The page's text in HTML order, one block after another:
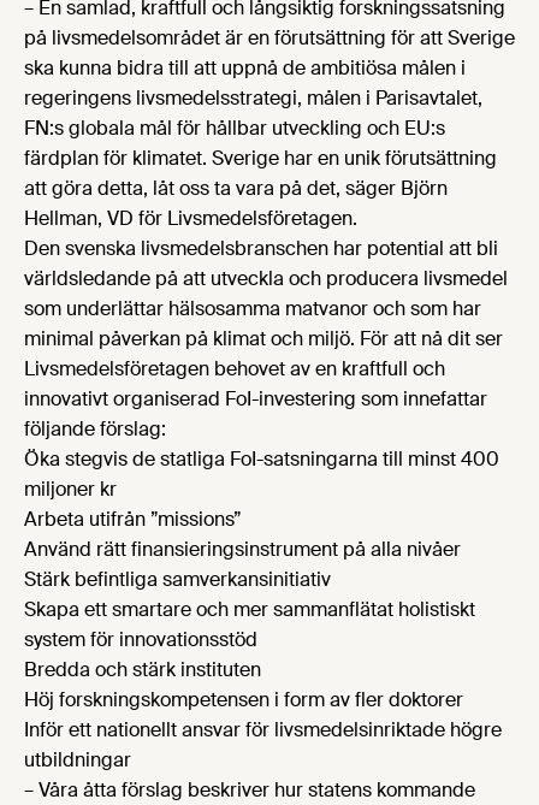
– En samlad, kraftfull och långsiktig forskningssatsning
på livsmedelsområdet är en förutsättning för att Sverige
ska kunna bidra till att uppnå de ambitiösa målen i
regeringens livsmedelsstrategi, målen i Parisavtalet,
FN:s globala mål för hållbar utveckling och EU:s
färdplan för klimatet. Sverige har en unik förutsättning
att göra detta, låt oss ta vara på det, säger Björn
Hellman, VD för Livsmedelsföretagen.
Den svenska livsmedelsbranschen har potential att bli
världsledande på att utveckla och producera livsmedel
som underlättar hälsosamma matvanor och som har
minimal påverkan på klimat och miljö. För att nå dit ser
Livsmedelsföretagen behovet av en kraftfull och
innovativt organiserad FoI-investering som innefattar
följande förslag:
Öka stegvis de statliga FoI-satsningarna till minst 400
miljoner kr
Arbeta utifrån ”missions”
Använd rätt finansieringsinstrument på alla nivåer
Stärk befintliga samverkansinitiativ
Skapa ett smartare och mer sammanflätat holistiskt
system för innovationsstöd
Bredda och stärk instituten
Höj forskningskompetensen i form av fler doktorer
Inför ett nationellt ansvar för livsmedelsinriktade högre
utbildningar
– Våra åtta förslag beskriver hur statens kommande